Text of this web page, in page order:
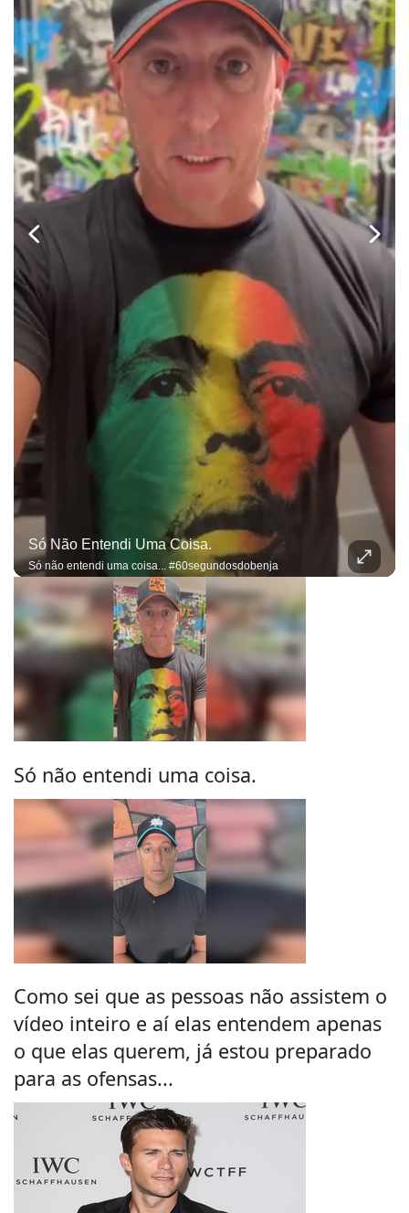
Só Não Entendi Uma Coisa.
Só não entendi uma coisa... #60segundosdobenja
Só não entendi uma coisa.
Como sei que as pessoas não assistem o
vídeo inteiro e aí elas entendem apenas
o que elas querem, já estou preparado
para as ofensas...